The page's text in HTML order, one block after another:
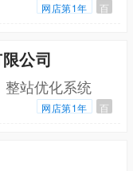
网店第1年 百
公司
站优化系统
网店第1年 百